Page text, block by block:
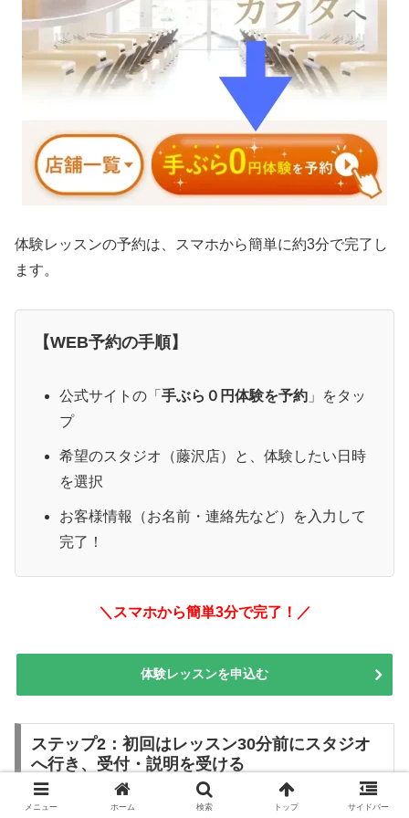
体験レッスンの予約は、スマホから簡単に約3分で完了し
ます。
【WEB予約の手順】
公式サイトの「手ぶら０円体験を予約 」をタッ
プ
希望のスタジオ（藤沢店）と、体験したい日時
を選択
お客様情報（お名前・連絡先など）を入力して
完了！
＼スマホから簡単3分で完了！／
体験レッスンを申込む
ステップ2：初回はレッスン30分前にスタジオ
へ行き、受付・説明を受ける
メニュー ホーム 検索 トップ サイドバー